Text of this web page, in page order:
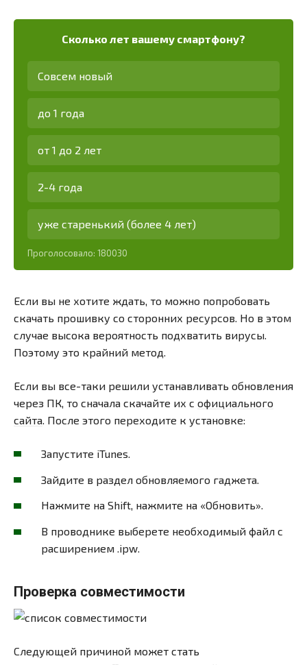
Сколько лет вашему смартфону?
Совсем новый
до 1 года
от 1 до 2 лет
2-4 года
уже старенький (более 4 лет)
Проголосовало: 180030
Если вы не хотите ждать, то можно попробовать
скачать прошивку со сторонних ресурсов. Но в этом
случае высока вероятность подхватить вирусы.
Поэтому это крайний метод.
Если вы все-таки решили устанавливать обновления
через ПК, то сначала скачайте их с официального
сайта . После этого переходите к установке:
Запустите iTunes.
Зайдите в раздел обновляемого гаджета.
Нажмите на Shift, нажмите на «Обновить».
В проводнике выберете необходимый файл с
расширением .ipw.
Проверка совместимости
Следующей причиной может стать